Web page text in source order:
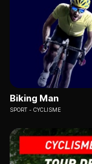
Biking Man
SPORT CYCLISME